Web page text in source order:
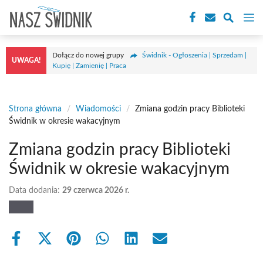
treści
UWAGA!
Dołącz do nowej grupy
Świdnik - Ogłoszenia | Sprzedam |
Kupię | Zamienię | Praca
Strona główna / Wiadomości /
Zmiana godzin pracy Biblioteki
Świdnik w okresie wakacyjnym
Zmiana godzin pracy Biblioteki
Świdnik w okresie wakacyjnym
Data dodania: 29 czerwca 2026 r.
Share
Share Share Share Share Share